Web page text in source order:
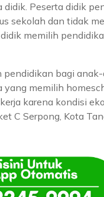
Peserta didik
sekolah dan tidak
memilih
bagi
yang memilih
karena kondisi
C Serpong, Kota